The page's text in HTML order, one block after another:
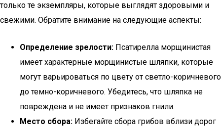
только те экземпляры, которые выглядят здоровыми и
свежими. Обратите внимание на следующие аспекты:
Определение зрелости: Псатирелла морщинистая
имеет характерные морщинистые шляпки, которые
могут варьироваться по цвету от светло-коричневого
до темно-коричневого. Убедитесь, что шляпка не
повреждена и не имеет признаков гнили.
Место сбора: Избегайте сбора грибов вблизи дорог